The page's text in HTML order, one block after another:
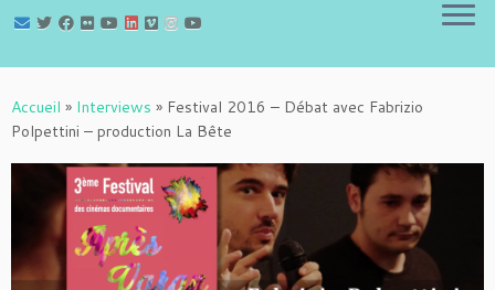
au
contenu
Accueil » Interviews » Festival 2016 – Débat avec Fabrizio
Polpettini – production La Bête